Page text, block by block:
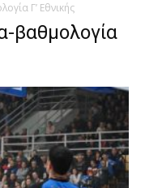
Γ’ Εθνικής
βαθμολογία